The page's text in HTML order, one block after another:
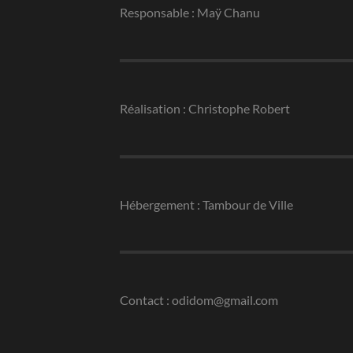
Responsable : Maÿ Chanu
Réalisation : Christophe Robert
Hébergement : Tambour de Ville
Contact : odidom@gmail.com